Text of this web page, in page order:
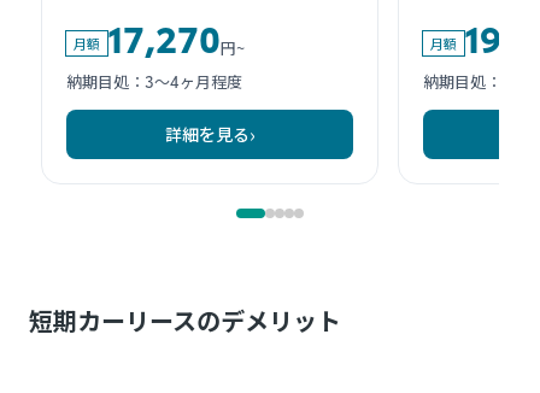
短期カーリースのデメリット